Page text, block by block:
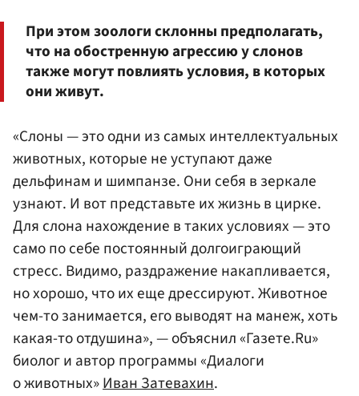
При этом зоологи склонны предполагать,
что на обостренную агрессию у слонов
также могут повлиять условия, в которых
они живут.
«Слоны — это одни из самых интеллектуальных
животных, которые не уступают даже
дельфинам и шимпанзе. Они себя в зеркале
узнают. И вот представьте их жизнь в цирке.
Для слона нахождение в таких условиях — это
само по себе постоянный долгоиграющий
стресс. Видимо, раздражение накапливается,
но хорошо, что их еще дрессируют. Животное
чем-то занимается, его выводят на манеж, хоть
какая-то отдушина», — объяснил «Газете.Ru»
биолог и автор программы «Диалоги
о животных»Иван Затевахин.